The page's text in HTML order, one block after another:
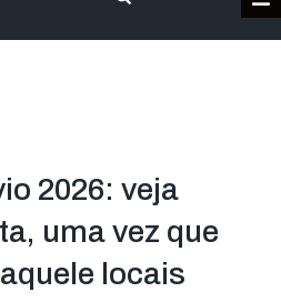
2026: veja
uma vez que
locais